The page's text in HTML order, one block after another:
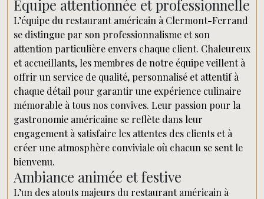
Équipe attentionnée et professionnelle
L’équipe du restaurant américain à Clermont-Ferrand
se distingue par son professionnalisme et son
attention particulière envers chaque client. Chaleureux
et accueillants, les membres de notre équipe veillent à
offrir un service de qualité, personnalisé et attentif à
chaque détail pour garantir une expérience culinaire
mémorable à tous nos convives. Leur passion pour la
gastronomie américaine se reflète dans leur
engagement à satisfaire les attentes des clients et à
créer une atmosphère conviviale où chacun se sent le
bienvenu.
Ambiance animée et festive
L’un des atouts majeurs du restaurant américain à